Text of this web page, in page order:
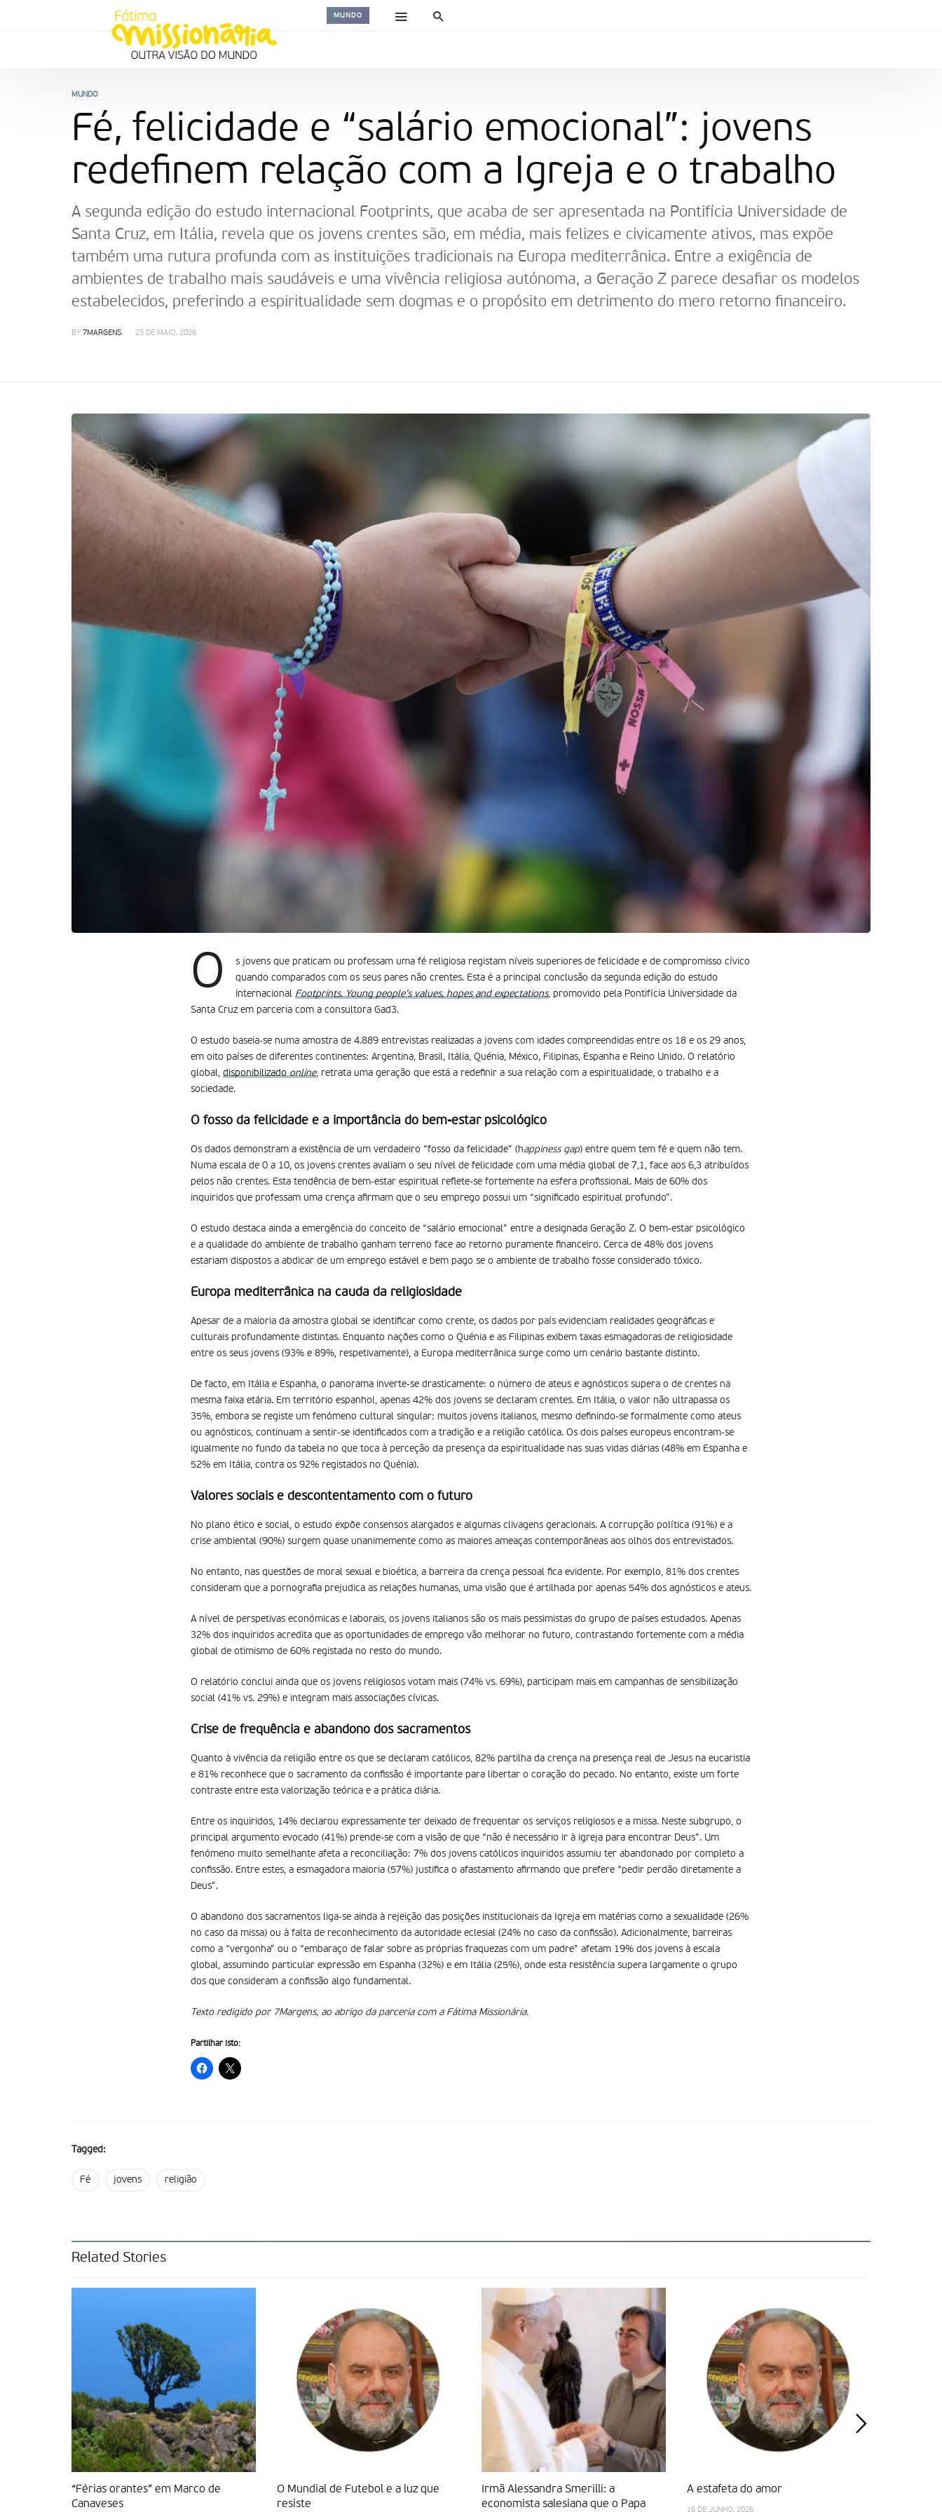
MUNDO
MUNDO
Fé, felicidade e “salário emocional”: jovens
redefinem relação com a Igreja e o trabalho
A segunda edição do estudo internacional Footprints, que acaba de ser apresentada na Pontifícia Universidade de
Santa Cruz, em Itália, revela que os jovens crentes são, em média, mais felizes e civicamente ativos, mas expõe
também uma rutura profunda com as instituições tradicionais na Europa mediterrânica. Entre a exigência de
ambientes de trabalho mais saudáveis e uma vivência religiosa autónoma, a Geração Z parece desafiar os modelos
estabelecidos, preferindo a espiritualidade sem dogmas e o propósito em detrimento do mero retorno financeiro.
BY 7MARGENS 23 DE MAIO, 2026
O
s jovens que praticam ou professam uma fé religiosa registam níveis superiores de felicidade e de compromisso cívico
quando comparados com os seus pares não crentes. Esta é a principal conclusão da segunda edição do estudo
internacional Footprints. Young people’s values, hopes and expectations, promovido pela Pontifícia Universidade da
Santa Cruz em parceria com a consultora Gad3.
O estudo baseia-se numa amostra de 4.889 entrevistas realizadas a jovens com idades compreendidas entre os 18 e os 29 anos,
em oito países de diferentes continentes: Argentina, Brasil, Itália, Quénia, México, Filipinas, Espanha e Reino Unido. O relatório
global, disponibilizadoonline, retrata uma geração que está a redefinir a sua relação com a espiritualidade, o trabalho e a
sociedade.
O fosso da felicidade e a importância do bem-estar psicológico
Os dados demonstram a existência de um verdadeiro “fosso da felicidade” (happiness gap) entre quem tem fé e quem não tem.
Numa escala de 0 a 10, os jovens crentes avaliam o seu nível de felicidade com uma média global de 7,1, face aos 6,3 atribuídos
pelos não crentes. Esta tendência de bem-estar espiritual reflete-se fortemente na esfera profissional. Mais de 60% dos
inquiridos que professam uma crença afirmam que o seu emprego possui um “significado espiritual profundo”.
O estudo destaca ainda a emergência do conceito de “salário emocional” entre a designada Geração Z. O bem-estar psicológico
e a qualidade do ambiente de trabalho ganham terreno face ao retorno puramente financeiro. Cerca de 48% dos jovens
estariam dispostos a abdicar de um emprego estável e bem pago se o ambiente de trabalho fosse considerado tóxico.
Europa mediterrânica na cauda da religiosidade
Apesar de a maioria da amostra global se identificar como crente, os dados por país evidenciam realidades geográficas e
culturais profundamente distintas. Enquanto nações como o Quénia e as Filipinas exibem taxas esmagadoras de religiosidade
entre os seus jovens (93% e 89%, respetivamente), a Europa mediterrânica surge como um cenário bastante distinto.
De facto, em Itália e Espanha, o panorama inverte-se drasticamente: o número de ateus e agnósticos supera o de crentes na
mesma faixa etária. Em território espanhol, apenas 42% dos jovens se declaram crentes. Em Itália, o valor não ultrapassa os
35%, embora se registe um fenómeno cultural singular: muitos jovens italianos, mesmo definindo-se formalmente como ateus
ou agnósticos, continuam a sentir-se identificados com a tradição e a religião católica. Os dois países europeus encontram-se
igualmente no fundo da tabela no que toca à perceção da presença da espiritualidade nas suas vidas diárias (48% em Espanha e
52% em Itália, contra os 92% registados no Quénia).
Valores sociais e descontentamento com o futuro
No plano ético e social, o estudo expõe consensos alargados e algumas clivagens geracionais. A corrupção política (91%) e a
crise ambiental (90%) surgem quase unanimemente como as maiores ameaças contemporâneas aos olhos dos entrevistados.
No entanto, nas questões de moral sexual e bioética, a barreira da crença pessoal fica evidente. Por exemplo, 81% dos crentes
consideram que a pornografia prejudica as relações humanas, uma visão que é artilhada por apenas 54% dos agnósticos e ateus.
A nível de perspetivas económicas e laborais, os jovens italianos são os mais pessimistas do grupo de países estudados. Apenas
32% dos inquiridos acredita que as oportunidades de emprego vão melhorar no futuro, contrastando fortemente com a média
global de otimismo de 60% registada no resto do mundo.
O relatório conclui ainda que os jovens religiosos votam mais (74% vs. 69%), participam mais em campanhas de sensibilização
social (41% vs. 29%) e integram mais associações cívicas.
Crise de frequência e abandono dos sacramentos
Quanto à vivência da religião entre os que se declaram católicos, 82% partilha da crença na presença real de Jesus na eucaristia
e 81% reconhece que o sacramento da confissão é importante para libertar o coração do pecado. No entanto, existe um forte
contraste entre esta valorização teórica e a prática diária.
Entre os inquiridos, 14% declarou expressamente ter deixado de frequentar os serviços religiosos e a missa. Neste subgrupo, o
principal argumento evocado (41%) prende-se com a visão de que “não é necessário ir à igreja para encontrar Deus”. Um
fenómeno muito semelhante afeta a reconciliação: 7% dos jovens católicos inquiridos assumiu ter abandonado por completo a
confissão. Entre estes, a esmagadora maioria (57%) justifica o afastamento afirmando que prefere “pedir perdão diretamente a
Deus”.
O abandono dos sacramentos liga-se ainda à rejeição das posições institucionais da Igreja em matérias como a sexualidade (26%
no caso da missa) ou à falta de reconhecimento da autoridade eclesial (24% no caso da confissão). Adicionalmente, barreiras
como a “vergonha” ou o “embaraço de falar sobre as próprias fraquezas com um padre” afetam 19% dos jovens à escala
global, assumindo particular expressão em Espanha (32%) e em Itália (25%), onde esta resistência supera largamente o grupo
dos que consideram a confissão algo fundamental.
Texto redigido por 7Margens, ao abrigo da parceria com a Fátima Missionária.
Partilhar isto:
Tagged:
Fé jovens religião
Related Stories
“Férias orantes” em Marco de
Canaveses
O Mundial de Futebol e a luz que
resiste
Irmã Alessandra Smerilli: a
economista salesiana que o Papa
A estafeta do amor
16 DE JUNHO, 2026